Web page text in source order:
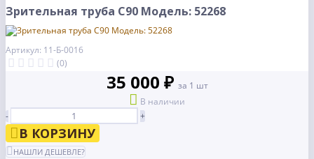
Зрительная труба C90 Модель: 52268
Артикул: 11-Б-0016
(0)
35 000 ₽ за 1 шт
В наличии
-
+
В КОРЗИНУ
НАШЛИ ДЕШЕВЛЕ?